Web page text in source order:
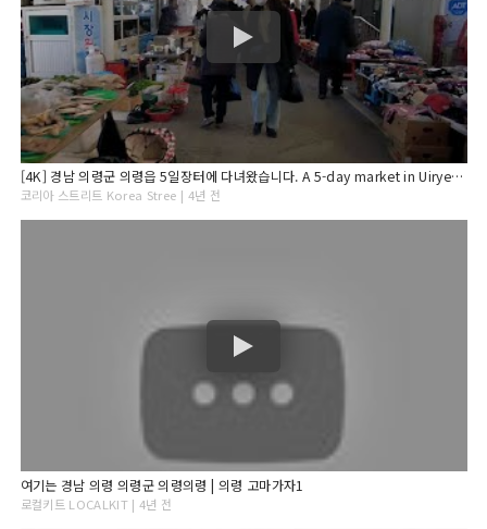
[4K] 경남 의령군 의령읍 5일장터에 다녀왔습니다. A 5-day market in Uiryeong-eup, Uiryeong-gun, Gyeongsangnam-do. 의령전통시장
코리아 스트리트 Korea Stree | 4년 전
여기는 경남 의령 의령군 의령의령 | 의령 고마가자1
로컬키트 LOCALKIT | 4년 전